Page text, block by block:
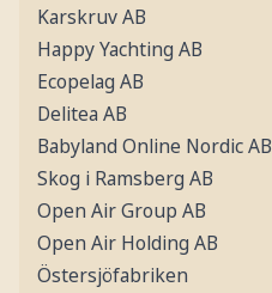
Karskruv AB
Happy Yachting AB
Ecopelag AB
Delitea AB
Babyland Online Nordic AB
Skog i Ramsberg AB
Open Air Group AB
Open Air Holding AB
Östersjöfabriken